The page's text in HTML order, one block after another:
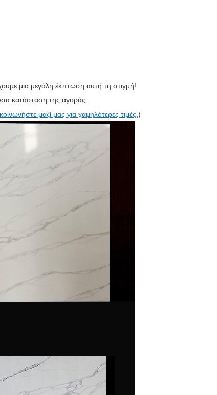
μια μεγάλη έκπτωση αυτή τη στιγμή!
κατάσταση της αγοράς.
μαζί μας για χαμηλότερες τιμές. )